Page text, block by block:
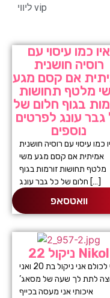
ליווי vip
איו כמו עיסוי עם
רוסיה חושנית
אם קסם מגע
מלטף תחושות
בגוף חלום של
גבר עונג לפרטים
נוספים
כמו עיסוי עם רוסיה חושנית
אמיתית אם קסם מגע משי
מלטף תחושות זורמות בגוף
חלום של כל גבר עונג […]
וואטסאפ
ניקול 22 Nikol
היי לכולם אני ניקול בת 20 ואני
לתת לך שעה של מסאג’
איכותי אני מעסה בכייף